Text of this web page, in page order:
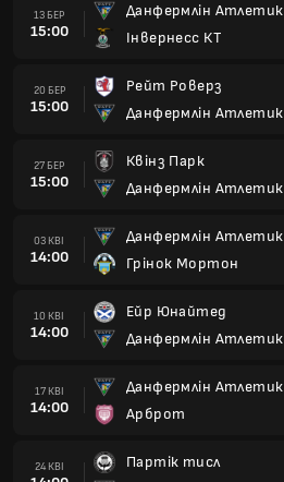
13 БЕР
15:00
Данфермлін Атлетик
Інвернесс КТ
20 БЕР
15:00
Рейт Роверз
Данфермлін Атлетик
27 БЕР
15:00
Квінз Парк
Данфермлін Атлетик
03 КВІ
14:00
Данфермлін Атлетик
Грінок Мортон
10 КВІ
14:00
Ейр Юнайтед
Данфермлін Атлетик
17 КВІ
14:00
Данфермлін Атлетик
Арброт
24 КВІ
Партік тисл